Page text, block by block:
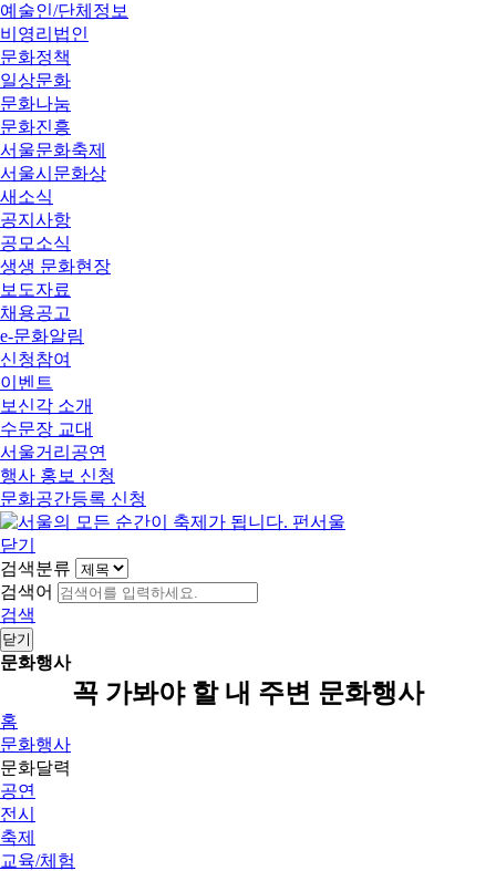
예술인/단체정보
비영리법인
문화정책
일상문화
문화나눔
문화진흥
서울문화축제
서울시문화상
새소식
공지사항
공모소식
생생 문화현장
보도자료
채용공고
e-문화알림
신청참여
이벤트
보신각 소개
수문장 교대
서울거리공연
행사 홍보 신청
문화공간등록 신청
닫기
검색분류
검색어
검색
닫기
문화행사
꼭 가봐야 할 내 주변 문화행사
홈
문화행사
문화달력
공연
전시
축제
교육/체험